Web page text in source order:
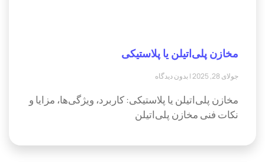
مخازن پلی‌اتیلن یا پلاستیکی
جولای 28, 2025 بدون دیدگاه
مخازن پلی‌اتیلن یا پلاستیکی: کاربرد، ویژگی‌ها، مزایا و
نکات فنی مخازن پلی‌اتیلن